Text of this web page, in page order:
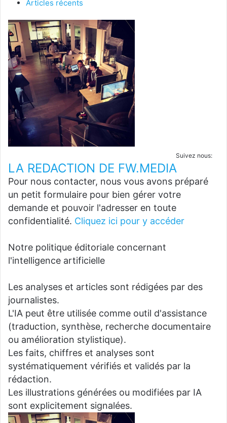
Articles récents
Suivez nous:
LA REDACTION DE FW.MEDIA
Pour nous contacter, nous vous avons préparé
un petit formulaire pour bien gérer votre
demande et pouvoir l'adresser en toute
confidentialité. Cliquez ici pour y accéder
Notre politique éditoriale concernant
l'intelligence artificielle
Les analyses et articles sont rédigées par des
journalistes.
L'IA peut être utilisée comme outil d'assistance
(traduction, synthèse, recherche documentaire
ou amélioration stylistique).
Les faits, chiffres et analyses sont
systématiquement vérifiés et validés par la
rédaction.
Les illustrations générées ou modifiées par IA
sont explicitement signalées.